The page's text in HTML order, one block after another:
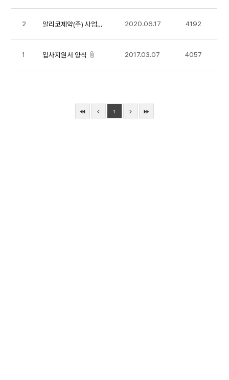
2 알리코제약(주) 사업자등록증 2020.06.17 4192
1 입사지원서 양식 2017.03.07 4057
1